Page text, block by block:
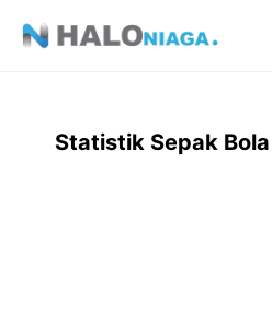
Statistik Sepak Bola